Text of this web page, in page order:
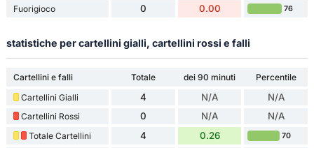
Fuorigioco 0 0.00 76
statistiche per cartellini gialli, cartellini rossi e falli
Cartellini e falli Totale dei 90 minuti
Percentile
Cartellini Gialli
4 N/A N/A
Cartellini Rossi 0 N/A N/A
Totale Cartellini 4 0.26 70